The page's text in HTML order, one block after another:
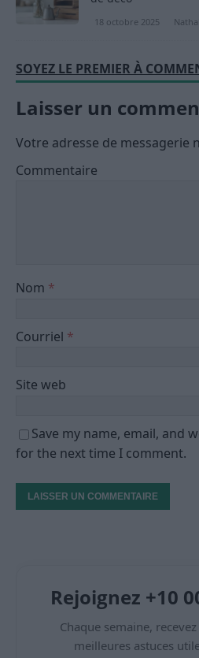
18 octobre 2025
SOYEZ LE PREMIER À
Laisser un
Votre adresse de messagerie
Commentaire
Nom *
Courriel *
Site web
Save my name, email, and
for the next time I comment.
Rejoignez +10
Chaque semaine,
meilleures astuces